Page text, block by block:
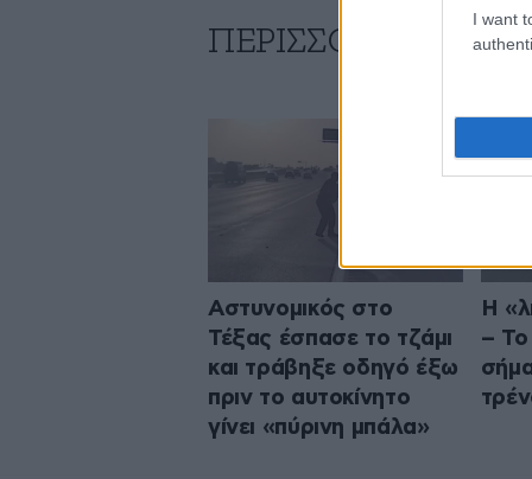
I want
ΠΕΡΙΣΣΟΤΕΡΑ
Αστυνομικός στο
Τέξας έσπασε το τζάμι
και τράβηξε οδηγό έξω
πριν το αυτοκίνητο
γίνει «πύρινη μπάλα»
Η
– Το